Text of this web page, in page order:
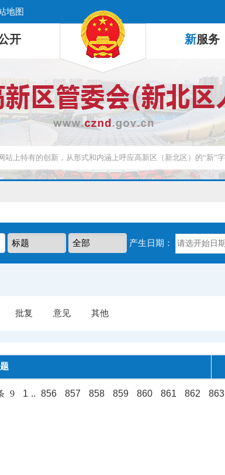
地图
开 新服务
产生日期：
批复 意见 其他
9 1 .. 856 857 858 859 860 861 862 863